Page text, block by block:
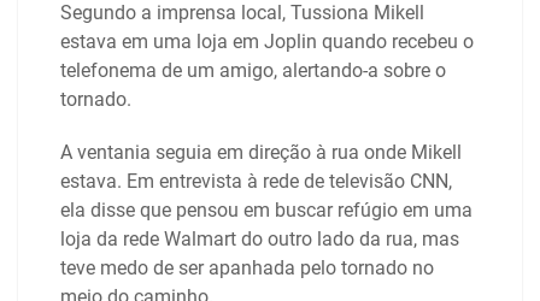
Segundo a imprensa local, Tussiona Mikell
estava em uma loja em Joplin quando recebeu o
telefonema de um amigo, alertando-a sobre o
tornado.
A ventania seguia em direção à rua onde Mikell
estava. Em entrevista à rede de televisão CNN,
ela disse que pensou em buscar refúgio em uma
loja da rede Walmart do outro lado da rua, mas
teve medo de ser apanhada pelo tornado no